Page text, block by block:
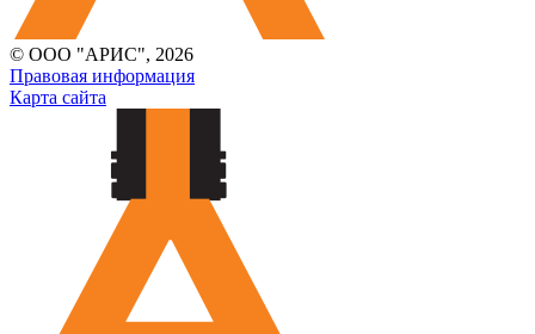
© ООО "АРИС", 2026
Правовая информация
Карта сайта